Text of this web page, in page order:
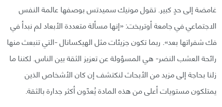
غامضة إلى حدٍ كبير. تقول مونيك سميدتس بوصفها عالمة النفس
الاجتماعي في جامعة أوتريخت: «إنها مسألة متعددة الأبعاد لم نبدأ في
فك شفراتها بعد». ربما تكون جزيئات مثل الهيكسانال -التي تنبعث منها
رائحة العشب النضر- هي المسؤولة عن تعزيز الثقة بين الناس. لكننا ما
زلنا بحاجة إلى مزيد من الأبحاث لنكتشف إن كان الأشخاص الذين
يمتلكون مستويات أعلى من هذه المادة يُعدّون أكثر جدارة بالثقة.